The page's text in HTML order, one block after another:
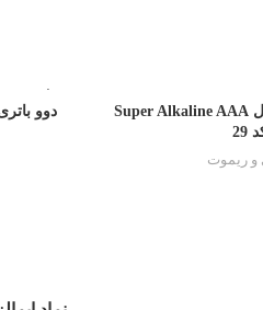
دوو باتری قلمی مدل Super Alkaline AAA
29
و ریموت